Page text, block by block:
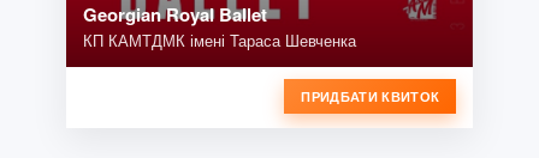
Georgian Royal Ballet
КП КАМТДМК імені Тараса Шевченка
ПРИДБАТИ КВИТОК